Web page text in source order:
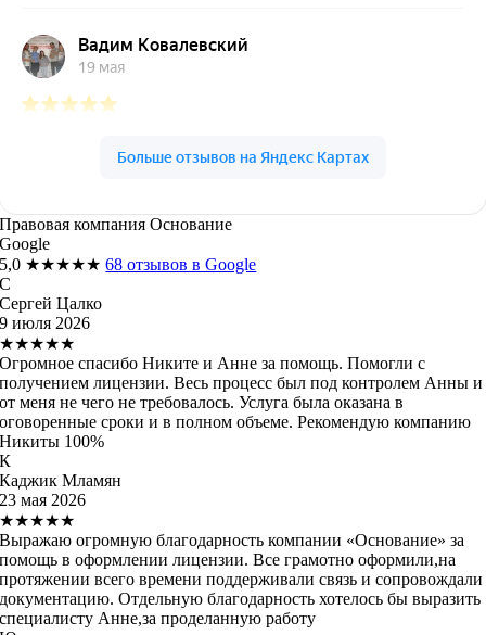
Правовая компания Основание
Google
5,0 ★★★★★68 отзывов в Google
С
Сергей Цалко
9 июля 2026
★★★★★
Огромное спасибо Никите и Анне за помощь. Помогли с
получением лицензии. Весь процесс был под контролем Анны и
от меня не чего не требовалось. Услуга была оказана в
оговоренные сроки и в полном объеме. Рекомендую компанию
Никиты 100%
К
Каджик Мламян
23 мая 2026
★★★★★
Выражаю огромную благодарность компании «Основание» за
помощь в оформлении лицензии. Все грамотно оформили,на
протяжении всего времени поддерживали связь и сопровождали
документацию. Отдельную благодарность хотелось бы выразить
специалисту Анне,за проделанную работу